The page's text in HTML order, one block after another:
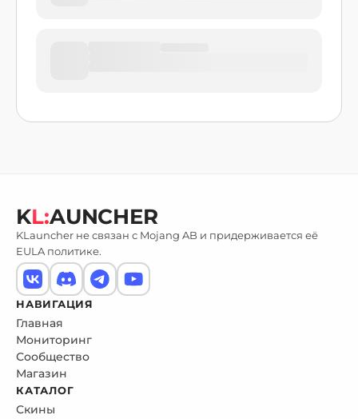
KL:AUNCHER
KLauncher не связан с Mojang AB и придерживается её
EULA политике.
НАВИГАЦИЯ
Главная
Мониторинг
Сообщество
Магазин
КАТАЛОГ
Скины